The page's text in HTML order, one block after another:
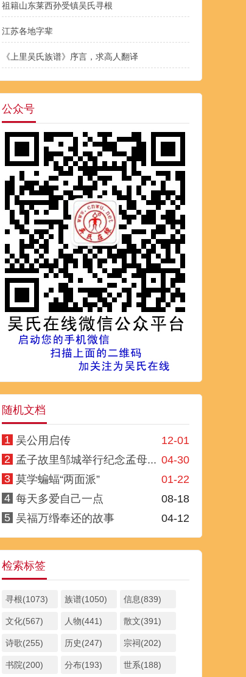
祖籍山东莱西孙受镇吴氏寻根
江苏各地字辈
《上里吴氏族谱》序言，求高人翻译
公众号
随机文档
1 12-01
吴公用启传
2
04-30
孟子故里邹城举行纪念孟母...
3
01-22
莫学蝙蝠“两面派”
4
08-18
每天多爱自己一点
5
04-12
吴福万缗奉还的故事
检索标签
寻根(1073) 族谱(1050) 信息(839)
文化(567) 人物(441) 散文(391)
诗歌(255) 历史(247) 宗祠(202)
书院(200) 分布(193) 世系(188)